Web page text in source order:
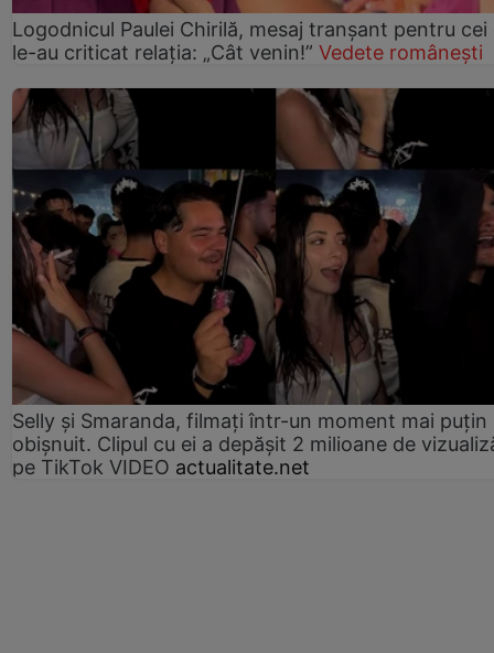
Logodnicul Paulei Chirilă, mesaj tranșant pentru cei
le-au criticat relația: „Cât venin!” Vedete românești
Selly și Smaranda, filmați într-un moment mai puțin
obișnuit. Clipul cu ei a depășit 2 milioane de
pe TikTok VIDEO actualitate.net